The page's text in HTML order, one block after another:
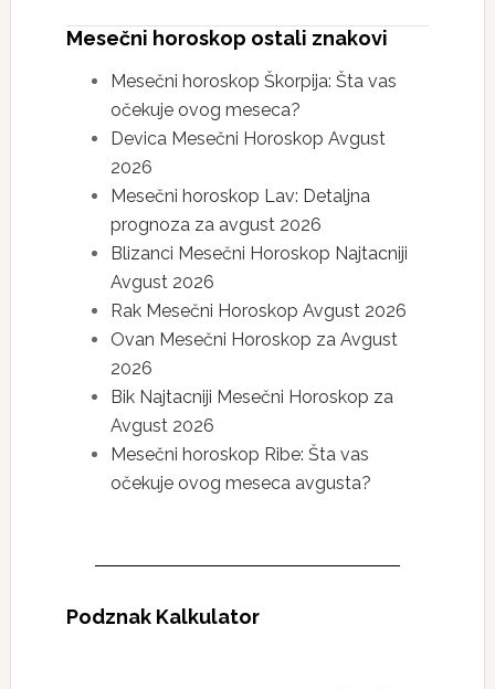
Mesečni horoskop ostali znakovi
Mesečni horoskop Škorpija: Šta vas
očekuje ovog meseca?
Devica Mesečni Horoskop Avgust
2026
Mesečni horoskop Lav: Detaljna
prognoza za avgust 2026
Blizanci Mesečni Horoskop Najtacniji
Avgust 2026
Rak Mesečni Horoskop Avgust 2026
Ovan Mesečni Horoskop za Avgust
2026
Bik Najtacniji Mesečni Horoskop za
Avgust 2026
Mesečni horoskop Ribe: Šta vas
očekuje ovog meseca avgusta?
Podznak Kalkulator